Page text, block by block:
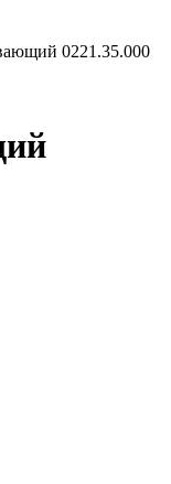
0221.35.000